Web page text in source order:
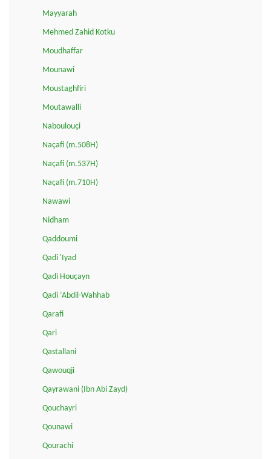
Mayyarah
Mehmed Zahid Kotku
Moudhaffar
Mounawi
Moustaghfiri
Moutawalli
Naboulouçi
Naçafi (m.508H)
Naçafi (m.537H)
Naçafi (m.710H)
Nawawi
Nidham
Qaddoumi
Qadi 'Iyad
Qadi Houçayn
Qadi ‘Abdil-Wahhab
Qarafi
Qari
Qastallani
Qawouqji
Qayrawani (Ibn Abi Zayd)
Qouchayri
Qounawi
Qourachi